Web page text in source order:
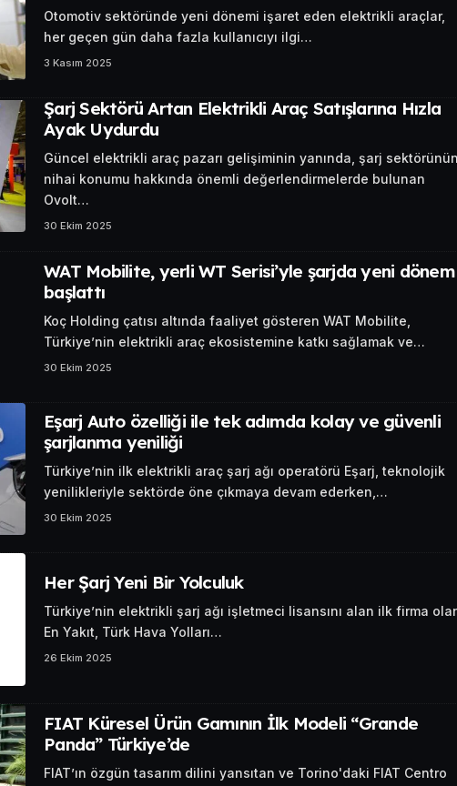
Otomotiv sektöründe yeni dönemi işaret eden elektrikli araçlar,
her geçen gün daha fazla kullanıcıyı ilgi…
3 Kasım 2025
Şarj Sektörü Artan Elektrikli Araç Satışlarına Hızla
Ayak Uydurdu
Güncel elektrikli araç pazarı gelişiminin yanında, şarj
nihai konumu hakkında önemli değerlendirmelerde bulunan
Ovolt…
30 Ekim 2025
WAT Mobilite, yerli WT Serisi’yle şarjda yeni dönem
başlattı
Koç Holding çatısı altında faaliyet gösteren WAT Mobilite,
Türkiye’nin elektrikli araç ekosistemine katkı sağlamak ve…
30 Ekim 2025
Eşarj Auto özelliği ile tek adımda kolay ve güvenli
şarjlanma yeniliği
Türkiye’nin ilk elektrikli araç şarj ağı operatörü Eşarj, teknolojik
yenilikleriyle sektörde öne çıkmaya devam ederken,…
30 Ekim 2025
Her Şarj Yeni Bir Yolculuk
Türkiye’nin elektrikli şarj ağı işletmeci lisansını alan ilk firma
En Yakıt, Türk Hava Yolları…
26 Ekim 2025
FIAT Küresel Ürün Gamının İlk Modeli “Grande
Panda” Türkiye’de
FIAT’ın özgün tasarım dilini yansıtan ve Torino'daki FIAT Centro